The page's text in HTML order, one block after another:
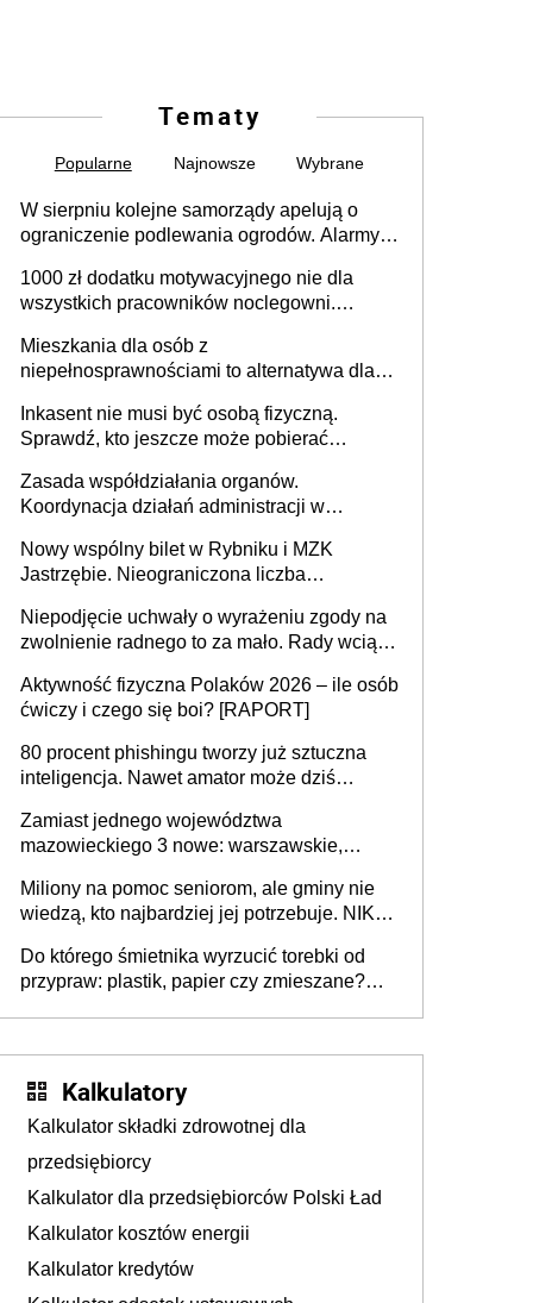
Tematy
Popularne Najnowsze Wybrane
W sierpniu kolejne samorządy apelują o
ograniczenie podlewania ogrodów. Alarmy w
może objąć cały kraj
1000 zł dodatku motywacyjnego nie dla
wszystkich pracowników noclegowni.
Mieszkania dla osób z
niepełnosprawnościami to alternatywa dla
samodzielnie lub z rodziną
Inkasent nie musi być osobą fizyczną.
Sprawdź, kto jeszcze może pobierać
Zasada współdziałania organów.
Koordynacja działań administracji w
Nowy wspólny bilet w Rybniku i MZK
Jastrzębie. Nieograniczona liczba
Niepodjęcie uchwały o wyrażeniu zgody na
zwolnienie radnego to za mało. Rady wciąż
rozstrzygać sprawy
Aktywność fizyczna Polaków 2026 – ile osób
ćwiczy i czego się boi? [RAPORT]
80 procent phishingu tworzy już sztuczna
inteligencja. Nawet amator może dziś
Zamiast jednego województwa
mazowieckiego 3 nowe: warszawskie,
Europie nie ma tak dużych jednostek
stołecznych
Miliony na pomoc seniorom, ale gminy nie
wiedzą, kto najbardziej jej potrzebuje. NIK
Do którego śmietnika wyrzucić torebki od
przypraw: plastik, papier czy zmieszane?
Kalkulatory
Kalkulator składki zdrowotnej dla
przedsiębiorcy
Kalkulator dla przedsiębiorców Polski Ład
Kalkulator kosztów energii
Kalkulator kredytów